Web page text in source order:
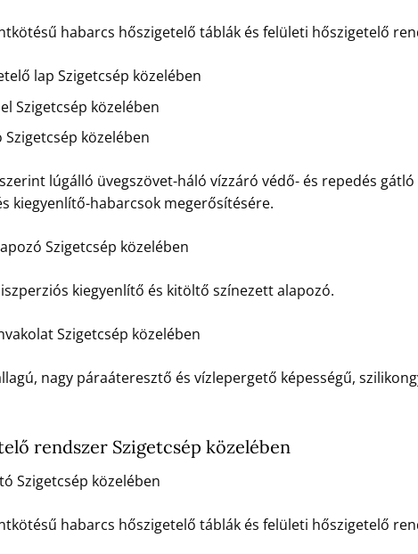
habarcs hőszigetelő táblák és felületi hőszigetelő
lap Szigetcsép közelében
Szigetcsép közelében
közelében
lúgálló üvegszövet-háló vízzáró védő- és repedés
kiegyenlítő-habarcsok megerősítésére.
Szigetcsép közelében
kiegyenlítő és kitöltő színezett alapozó.
Szigetcsép közelében
nagy páraáteresztő és vízlepergető képességű,
rendszer Szigetcsép közelében
Szigetcsép közelében
habarcs hőszigetelő táblák és felületi hőszigetelő